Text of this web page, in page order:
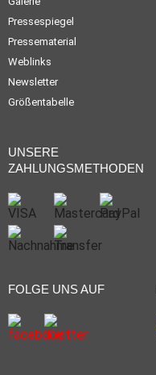
Pressespiegel
Pressematerial
Weblinks
Newsletter
Größentabelle
UNSERE
ZAHLUNGSMETHODEN
FOLGE UNS AUF